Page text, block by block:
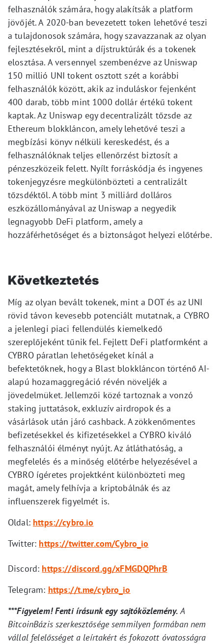
felhasználók számára, hogy alakítsák a platform
jövőjét. A 2020-ban bevezetett token lehetővé teszi
a tulajdonosok számára, hogy szavazzanak az olyan
fejlesztésekről, mint a díjstruktúrák és a tokenek
elosztása. A versennyel szembenézve az Uniswap
150 millió UNI tokent osztott szét a korábbi
felhasználók között, akik az induláskor fejenként
400 darab, több mint 1000 dollár értékű tokent
kaptak. Az Uniswap egy decentralizált tőzsde az
Ethereum blokkláncon, amely lehetővé teszi a
megbízási könyv nélküli kereskedést, és a
felhasználóknak teljes ellenőrzést biztosít a
pénzeszközeik felett. Nyílt forráskódja és ingyenes
tokenjegyzésre megkülönbözteti a centralizált
tőzsdéktől. A több mint 3 milliárd dolláros
eszközállományával az Uniswap a negyedik
legnagyobb DeFi platform, amely a
hozzáférhetőséget és a biztonságot helyezi előtérbe.
Következtetés
Míg az olyan bevált tokenek, mint a DOT és az UNI
rövid távon kevesebb potenciált mutatnak, a CYBRO
a jelenlegi piaci fellendülés kiemelkedő
szereplőjeként tűnik fel. Fejlett DeFi platformként a
CYBRO páratlan lehetőségeket kínál a
befektetőknek, hogy a Blast blokkláncon történő AI-
alapú hozamaggregáció révén növeljék a
jövedelmüket. Jellemzői közé tartoznak a vonzó
staking juttatások, exkluzív airdropok és a
vásárlások után járó cashback. A zökkenőmentes
befizetésekkel és kifizetésekkel a CYBRO kiváló
felhasználói élményt nyújt. Az átláthatóság, a
megfelelés és a minőség előtérbe helyezésével a
CYBRO ígéretes projektként különbözteti meg
magát, amely felhívja a kriptobálnák és az
influenszerek figyelmét is.
Oldal: https://cybro.io
Twitter: https://twitter.com/Cybro_io
Discord: https://discord.gg/xFMGDQPhrB
Telegram: https://t.me/cybro_io
***Figyelem! Fenti írásunk egy sajtóközlemény.A
BitcoinBázis szerkesztősége semmilyen formában nem
vállal felelősséget a leírtakért és fokozott óvatosságra